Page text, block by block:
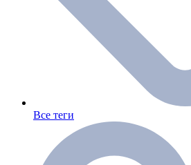
Все теги